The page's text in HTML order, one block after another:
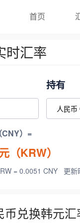
首页
时汇率
持有
）=
（KRW）
= 0.0051 CNY 更
兑换韩元汇